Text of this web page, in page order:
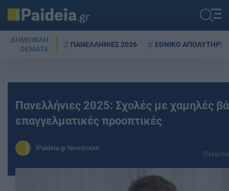
ΔΗΜΟΦΙΛΗ
ΘΕΜΑΤΑ
ΠΑΝΕΛΛΗΝΙΕΣ 2026 ΕΘΝΙΚΟ ΑΠΟΛΥΤΗΡΙΟ
Πανελλήνιες 2025: Σχολές με χαμηλές
επαγγελματικές προοπτικές
iPaideia.gr Newsroom